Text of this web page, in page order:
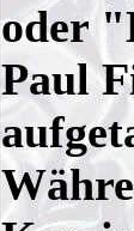
oder
Paul